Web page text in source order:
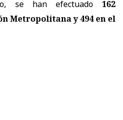
se han efectuado 162
Metropolitana y 494 en el